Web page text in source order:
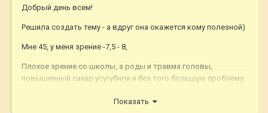
Добрый день всем!
Решила создать тему - а вдруг она окажется кому полезной)
Мне 45, у меня зрение -7,5 - 8,
Плохое зрение со школы, а роды и травма головы,
повышенный сахар усугубили и без того большую проблему.
Лет 25 я ношу контактные линзы, но сейчас с ними стало
Показать